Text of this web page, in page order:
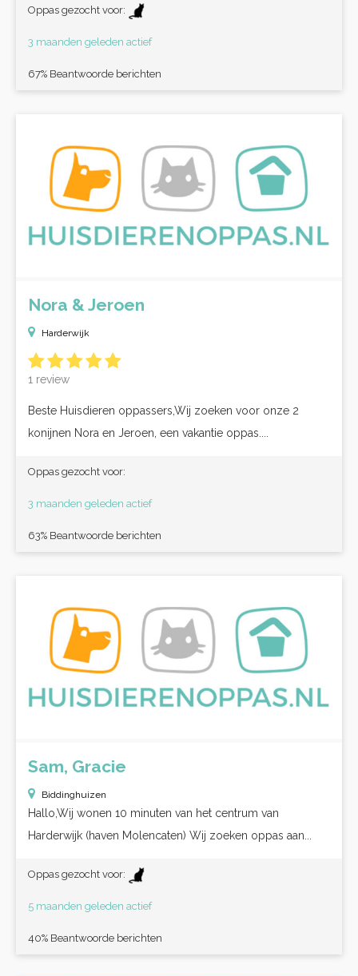
Oppas gezocht voor:
3 maanden geleden actief
67% Beantwoorde berichten
Nora & Jeroen
Harderwijk
1 review
Beste Huisdieren oppassers,Wij zoeken voor onze 2
konijnen Nora en Jeroen, een vakantie oppas....
Oppas gezocht voor:
3 maanden geleden actief
63% Beantwoorde berichten
Sam, Gracie
Biddinghuizen
Hallo,Wij wonen 10 minuten van het centrum van
Harderwijk (haven Molencaten) Wij zoeken oppas aan...
Oppas gezocht voor:
5 maanden geleden actief
40% Beantwoorde berichten